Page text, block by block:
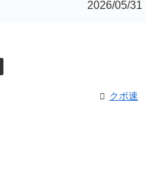
2026/05/31
クポ速